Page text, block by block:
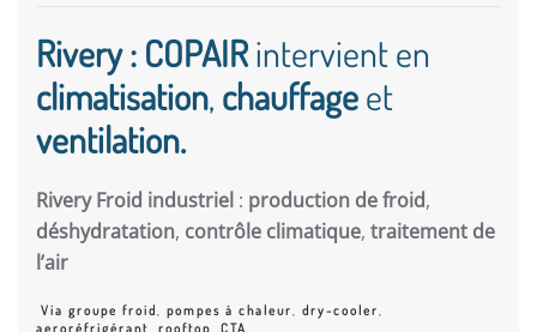
Rivery : COPAIRintervient en
climatisation, chauffageet
ventilation.
Rivery Froid industriel : production de froid,
déshydratation, contrôle climatique, traitement de
l’air
Via groupe froid, pompes à chaleur, dry-cooler,
aeroréfrigérant, rooftop, CTA